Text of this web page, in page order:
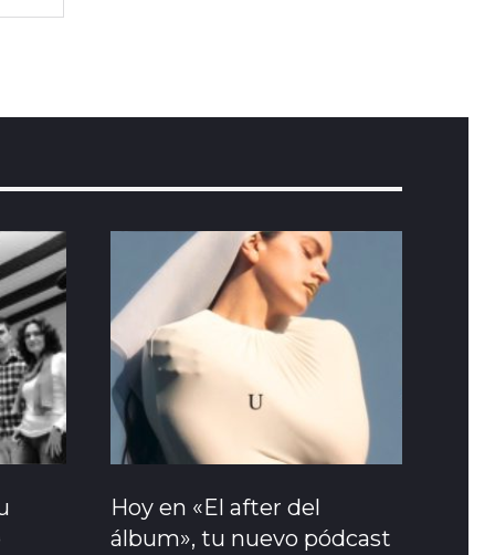
Hoy en «El after del
álbum», tu nuevo pódcast